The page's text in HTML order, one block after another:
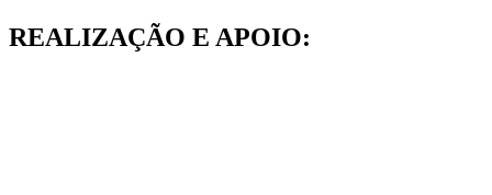
REALIZAÇÃO E APOIO: